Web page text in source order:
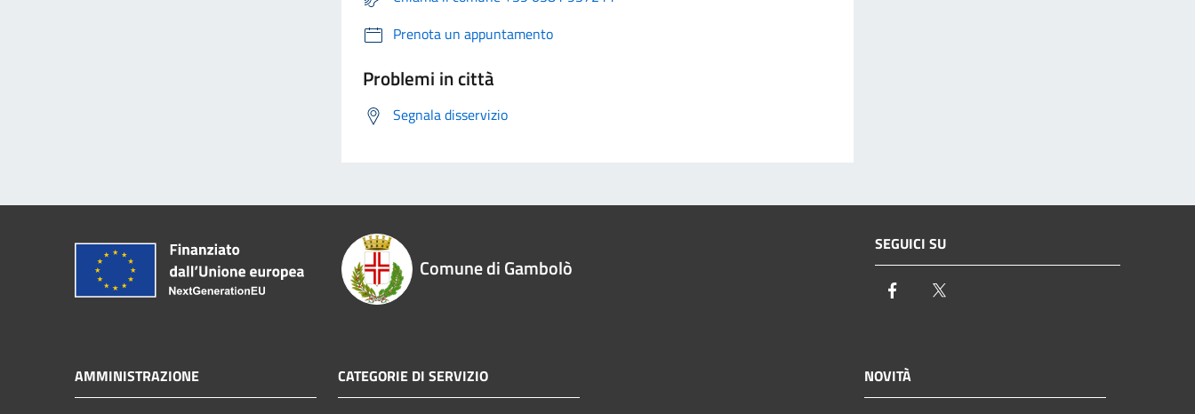
Prenota un appuntamento
Problemi in città
Segnala disservizio
Comune di Gambolò
SEGUICI SU
Facebook
AMMINISTRAZIONE CATEGORIE DI SERVIZIO NOVITÀ